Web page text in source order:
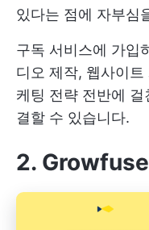
있다는 점에 자부심
구독 서비스에 가입
디오 제작, 웹사이
케팅 전략 전반에
결할 수 있습니다.
2.